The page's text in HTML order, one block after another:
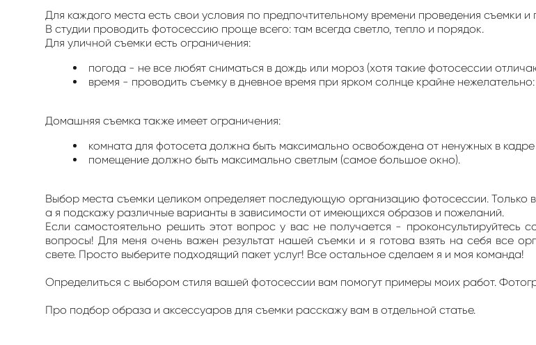
Для каждого места есть свои условия по предпочтительному времени проведения съемки
В студии проводить фотосессию проще всего: там всегда светло, тепло и порядок.
Для уличной съемки есть ограничения:
погода - не все любят сниматься в дождь или мороз (хотя такие фотосессии
время - проводить съемку в дневное время при ярком солнце крайне
Домашняя съемка также имеет ограничения:
комната для фотосета должна быть максимально освобождена от ненужных в
помещение должно быть максимально светлым (самое большое окно).
Выбор места съемки целиком определяет последующую организацию фотосессии. Только
а я подскажу различные варианты в зависимости от имеющихся образов и пожеланий.
Если самостоятельно решить этот вопрос у вас не получается - проконсультируйтесь
вопросы! Для меня очень важен результат нашей съемки и я готова взять на себя все
свете. Просто выберите подходящий пакет услуг! Все остальное сделаем я и моя команда!
Определиться с выбором стиля вашей фотосессии вам помогут примеры моих работ.
Про подбор образа и аксессуаров для съемки расскажу вам в отдельной статье.